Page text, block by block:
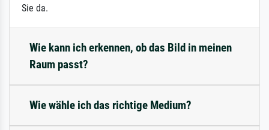
Sie da.
Wie kann ich erkennen, ob das Bild in meinen
Raum passt?
Wie wähle ich das richtige Medium?